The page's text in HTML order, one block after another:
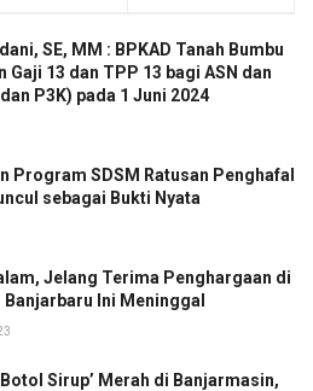
SE, MM : BPKAD Tanah Bumbu
Gaji 13 dan TPP 13 bagi ASN dan
P3K) pada 1 Juni 2024
Program SDSM Ratusan Penghafal
sebagai Bukti Nyata
Jelang Terima Penghargaan di
Banjarbaru Ini Meninggal
Sirup’ Merah di Banjarmasin,